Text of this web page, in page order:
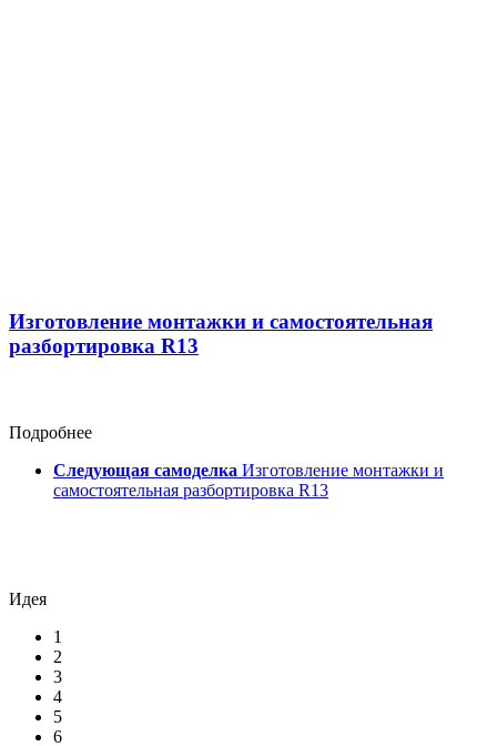
Изготовление монтажки и самостоятельная
разбортировка R13
Подробнее
Следующая самоделка Изготовление монтажки и
самостоятельная разбортировка R13
Идея
1
2
3
4
5
6